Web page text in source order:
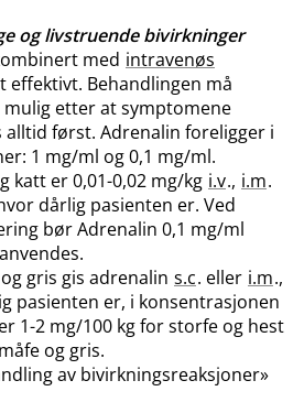
og livstruende bivirkninger
med intravenøs
Behandlingen må
mulig etter at symptomene
alltid først. Adrenalin foreligger i
1 mg/ml og 0,1 mg​/​ml.
katt er 0,01-0,02 mg/kg i.v., i.m.
dårlig pasienten er. Ved
bør Adrenalin 0,1 mg/ml
gris gis adrenalin s.c. eller i.m.,
pasienten er, i konsentrasjonen
1-2 mg/100 kg for storfe og hest
og gris.
av bivirkningsreaksjoner»